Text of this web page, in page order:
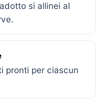
si allinei al
pronti per ciascun